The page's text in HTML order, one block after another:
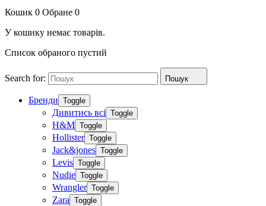
Кошик 0 Обране 0
У кошику немає товарів.
Список обраного пустий
Search for: Пошук
Бренди Toggle
Дивитись всі Toggle
H&M Toggle
Hollister Toggle
Jack&jones Toggle
Levis Toggle
Nudie Toggle
Wrangler Toggle
Zara Toggle